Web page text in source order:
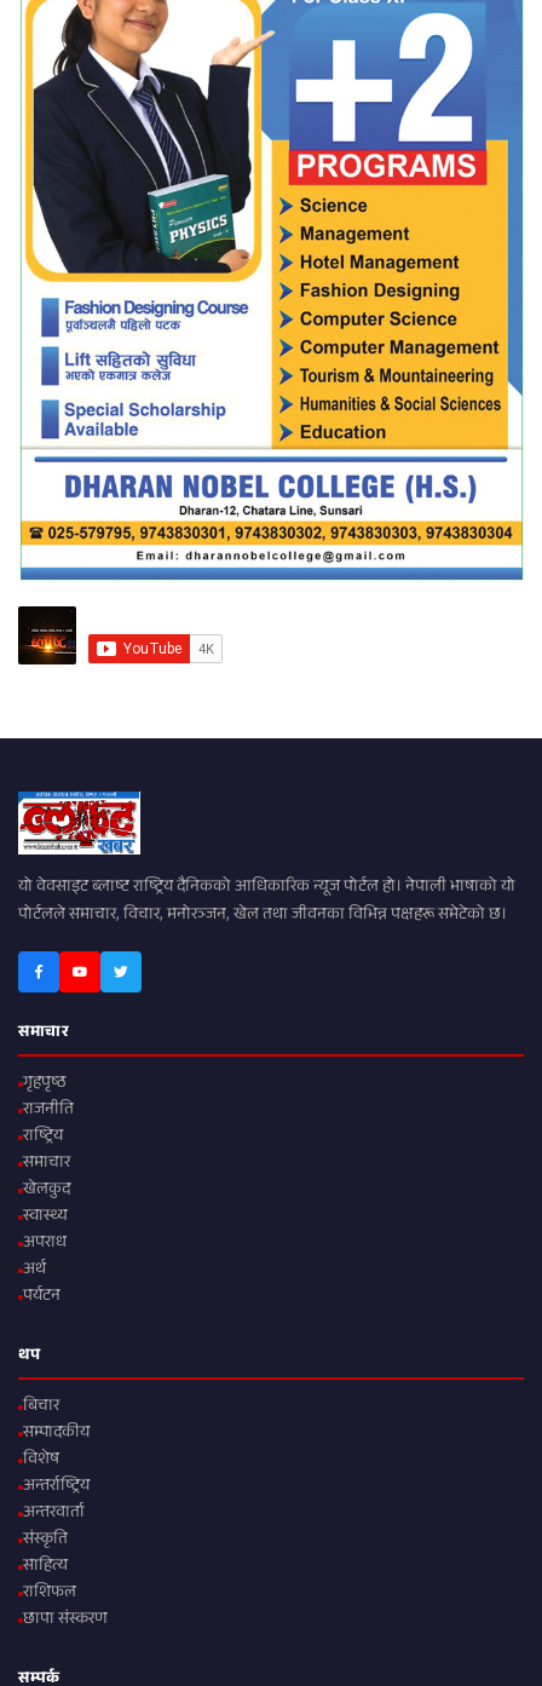
यो वेवसाइट ब्लाष्ट राष्ट्रिय दैनिकको आधिकारिक न्यूज पोर्टल हो। नेपाली भाषाको यो
पोर्टलले समाचार, विचार, मनोरञ्जन, खेल तथा जीवनका विभिन्न पक्षहरू समेटेको छ।
समाचार
गृहपृष्ठ
राजनीति
राष्ट्रिय
समाचार
खेलकुद
स्वास्थ्य
अपराध
अर्थ
पर्यटन
थप
बिचार
सम्पादकीय
विशेष
अन्तर्राष्ट्रिय
अन्तरवार्ता
संस्कृति
साहित्य
राशिफल
छापा संस्करण
सम्पर्क